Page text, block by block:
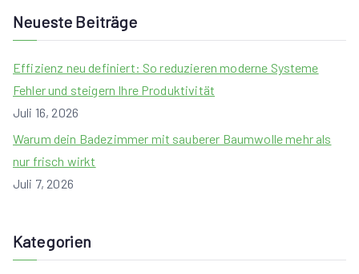
Neueste Beiträge
Effizienz neu definiert: So reduzieren moderne Systeme
Fehler und steigern Ihre Produktivität
Juli 16, 2026
Warum dein Badezimmer mit sauberer Baumwolle mehr als
nur frisch wirkt
Juli 7, 2026
Kategorien